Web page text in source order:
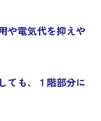
や電気代を抑えや
も、
１階部分に